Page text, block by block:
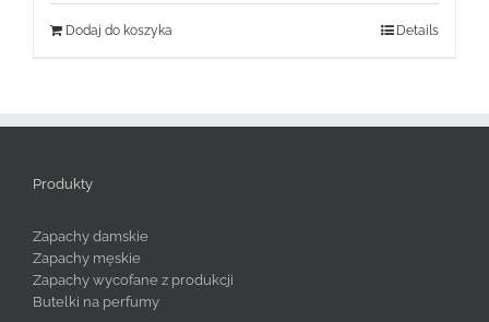
Dodaj do koszyka Details
Produkty
Zapachy damskie
Zapachy męskie
Zapachy wycofane z produkcji
Butelki na perfumy